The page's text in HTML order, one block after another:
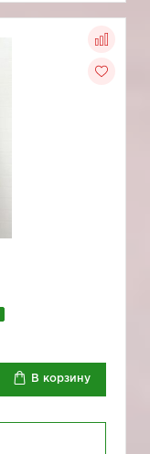
В корзину